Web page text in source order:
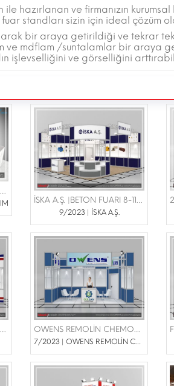
ile hazırlanan ve firmanızın
standları sizin için ideal çözüm
bir araya getirildiği ve tekrar
ve mdflam /suntalamlar bir araya
işlevselliğini ve görselliğini
İSKA A.Ş. |BETON FUARI 8-11 KASIM 2023
9/2023 | İSKA A.Ş.